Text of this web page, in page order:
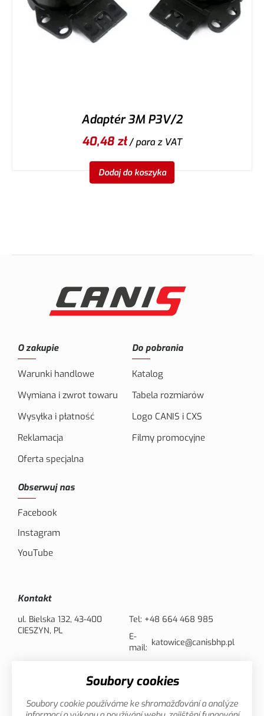
Adaptér 3M P3V/2
40,48zł/ paraz VAT
Dodaj do koszyka
O zakupie
Warunki handlowe
Wymiana i zwrot towaru
Wysyłka i płatność
Reklamacja
Oferta specjalna
Do pobrania
Katalog
Tabela rozmiarów
Logo CANIS i CXS
Filmy promocyjne
Obserwuj nas
Facebook
Instagram
YouTube
Kontakt
ul. Bielska 132, 43-400
CIESZYN, PL
Tel: +48 664 468 985
E-
mail: katowice@canisbhp.pl
Soubory cookies
Soubory cookie používáme ke shromažďování a analýze